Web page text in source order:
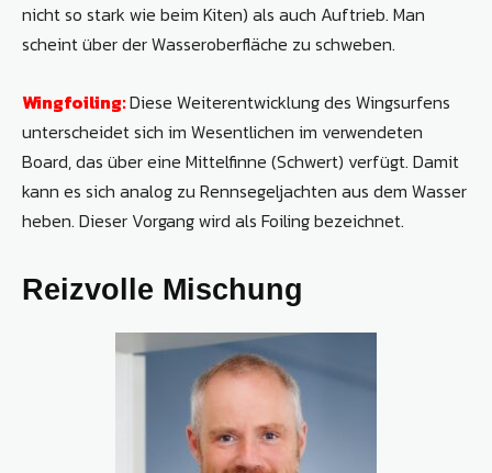
nicht so stark wie beim Kiten) als auch Auftrieb. Man
scheint über der Wasseroberfläche zu schweben.
Wingfoiling:Diese Weiterentwicklung des Wingsurfens
unterscheidet sich im Wesentlichen im verwendeten
Board, das über eine Mittelfinne (Schwert) verfügt. Damit
kann es sich analog zu Rennsegeljachten aus dem Wasser
heben. Dieser Vorgang wird als Foiling bezeichnet.
Reizvolle Mischung